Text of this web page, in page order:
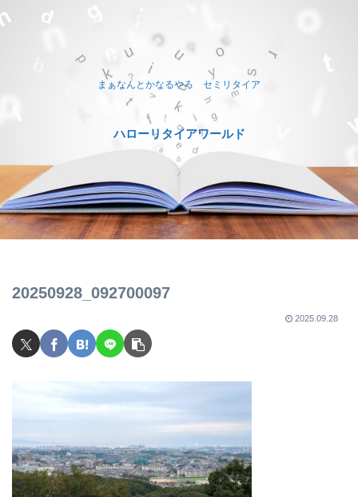
まぁなんとかなるやろ セミリタイア
ハローリタイアワールド
20250928_092700097
2025.09.28